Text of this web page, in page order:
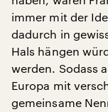
immer mit der
dadurch in
Hals hängen
werden. Sodass
Europa mit
gemeinsame